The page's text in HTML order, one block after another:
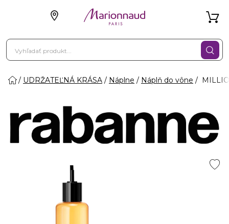
UDRŽATEĽNÁ KRÁSA Náplne Náplň do vône